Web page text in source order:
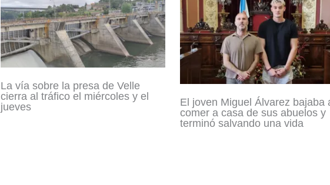
La vía sobre la presa de Velle
cierra al tráfico el miércoles y el
jueves
El joven Miguel Álvarez bajaba
comer a casa de sus abuelos y
terminó salvando una vida